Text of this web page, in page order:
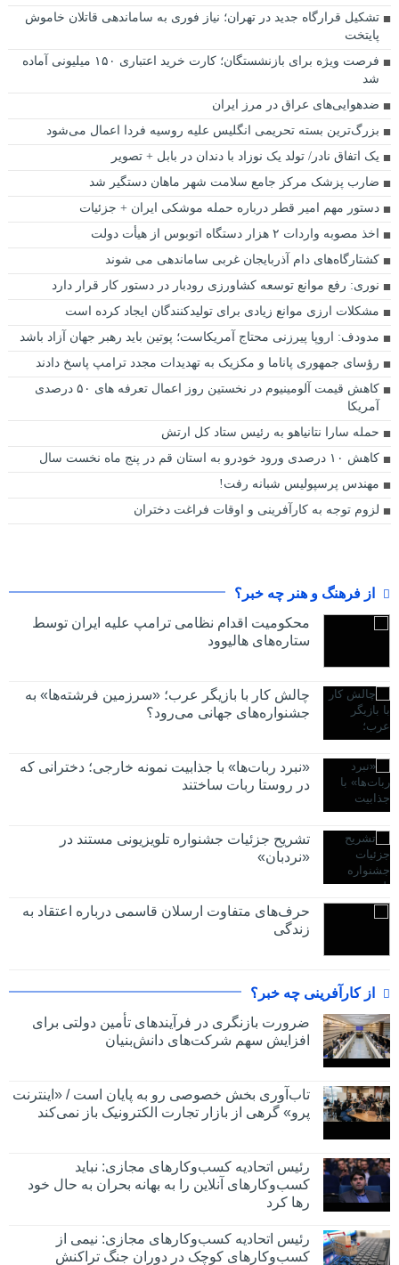
تشکیل قرارگاه جدید در تهران؛ نیاز فوری به ساماندهی قاتلان خاموش
پایتخت
فرصت ویژه برای بازنشستگان؛ کارت خرید اعتباری ۱۵۰ میلیونی آماده
شد
ضدهوایی‌های عراق در مرز ایران
بزرگ‌ترین بسته تحریمی انگلیس علیه روسیه فردا اعمال می‌شود
یک اتفاق نادر/ تولد یک نوزاد با دندان در بابل + تصویر
ضارب پزشک مرکز جامع سلامت شهر ماهان دستگیر شد
دستور مهم امیر قطر درباره حمله موشکی ایران + جزئیات
اخذ مصوبه واردات ۲ هزار دستگاه اتوبوس از هیأت دولت
کشتارگاه‌های دام آذربایجان غربی ساماندهی می شوند
نوری: رفع موانع توسعه کشاورزی رودبار در دستور کار قرار دارد
مشکلات ارزی موانع زیادی برای تولیدکنندگان ایجاد کرده است
مدودف: اروپا پیرزنی محتاج آمریکاست؛ پوتین باید رهبر جهان آزاد باشد
رؤسای جمهوری پاناما و مکزیک به تهدیدات مجدد ترامپ پاسخ دادند
کاهش قیمت آلومینیوم در نخستین روز اعمال تعرفه های ۵۰ درصدی
آمریکا
حمله سارا نتانیاهو به رئیس ستاد کل ارتش
کاهش ۱۰ درصدی ورود خودرو به استان قم در پنج ماه نخست سال
مهندس پرسپولیس شبانه رفت!
لزوم توجه به کارآفرینی و اوقات فراغت دختران
از فرهنگ و هنر چه خبر؟
محکومیت اقدام نظامی ترامپ علیه ایران توسط
ستاره‌های هالیوود
چالش کار با بازیگر عرب؛ «سرزمین فرشته‌ها» به
جشنواره‌های جهانی می‌رود؟
«نبرد ربات‌ها» با جذابیت نمونه خارجی؛ دخترانی که
در روستا ربات ساختند
تشریح جزئیات جشنواره‌ تلویزیونی مستند در
«نردبان»
حرف‌های متفاوت ارسلان قاسمی درباره اعتقاد به
زندگی
از کارآفرینی چه خبر؟
ضرورت بازنگری در فرآیندهای تأمین دولتی برای
افزایش سهم شرکت‌های دانش‌بنیان
تاب‌آوری بخش خصوصی رو به پایان است / «اینترنت
پرو» گرهی از بازار تجارت الکترونیک باز نمی‌کند
رئیس اتحادیه کسب‌وکارهای مجازی: نباید
کسب‌وکارهای آنلاین را به بهانه بحران به حال خود
رها کرد
رئیس اتحادیه کسب‌وکارهای مجازی: نیمی از
کسب‌وکارهای کوچک در دوران جنگ‌ تراکنش